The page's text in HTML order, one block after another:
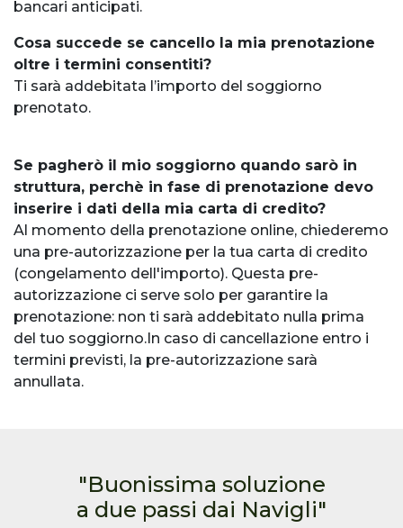
bancari anticipati.
Cosa succede se cancello la mia prenotazione
oltre i termini consentiti?
Ti sarà addebitata l’importo del soggiorno
prenotato.
Se pagherò il mio soggiorno quando sarò in
struttura, perchè in fase di prenotazione devo
inserire i dati della mia carta di credito?
Al momento della prenotazione online, chiederemo
una pre-autorizzazione per la tua carta di credito
(congelamento dell'importo). Questa pre-
autorizzazione ci serve solo per garantire la
prenotazione: non ti sarà addebitato nulla prima
del tuo soggiorno.In caso di cancellazione entro i
termini previsti, la pre-autorizzazione sarà
annullata.
"Buonissima soluzione
a due passi dai Navigli"